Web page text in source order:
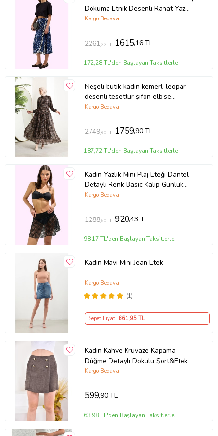
Dokuma Etnik Desenli Rahat Yaz
Aylarının Vazgeçilmezi (Mavi)
Kargo Bedava
2261,22 TL 1615,16 TL
172,28 TL'den Başlayan Taksitlerle
Neşeli butik kadın kemerli leopar
desenli tesettür şifon elbise
SMS014
Kargo Bedava
2749,90 TL 1759,90 TL
187,72 TL'den Başlayan Taksitlerle
Kadın Yazlık Mini Plaj Eteği Dantel
Detaylı Renk Basic Kalıp Günlük
Kullanım Modern Tasarım (Siyah)
Kargo Bedava
1288,60 TL 920,43 TL
98,17 TL'den Başlayan Taksitlerle
Kadın Mavi Mini Jean Etek
(1)
Kargo Bedava
Sepet Fiyatı 661,95 TL
Kadın Kahve Kruvaze Kapama
Düğme Detaylı Dokulu Şort&Etek
Kargo Bedava
599,90 TL
63,98 TL'den Başlayan Taksitlerle